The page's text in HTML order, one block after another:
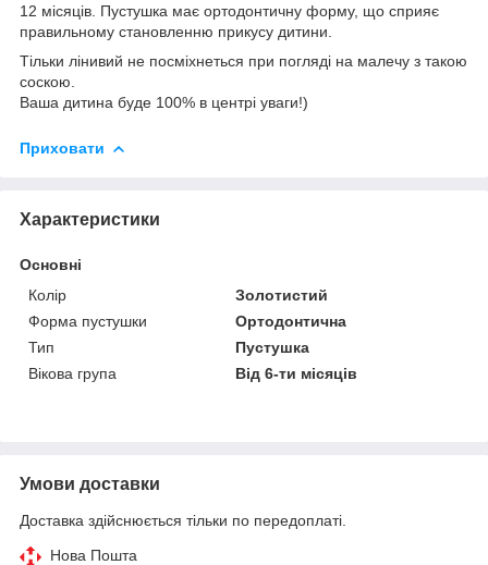
12 місяців. Пустушка має ортодонтичну форму, що сприяє
правильному становленню прикусу дитини.
Тільки лінивий не посміхнеться при погляді на малечу з такою
соскою.
Ваша дитина буде 100% в центрі уваги!)
Приховати
Характеристики
Основні
Колір
Золотистий
Форма пустушки
Ортодонтична
Тип
Пустушка
Вікова група
Від 6-ти місяців
Умови доставки
Доставка здійснюється тільки по передоплаті.
Нова Пошта